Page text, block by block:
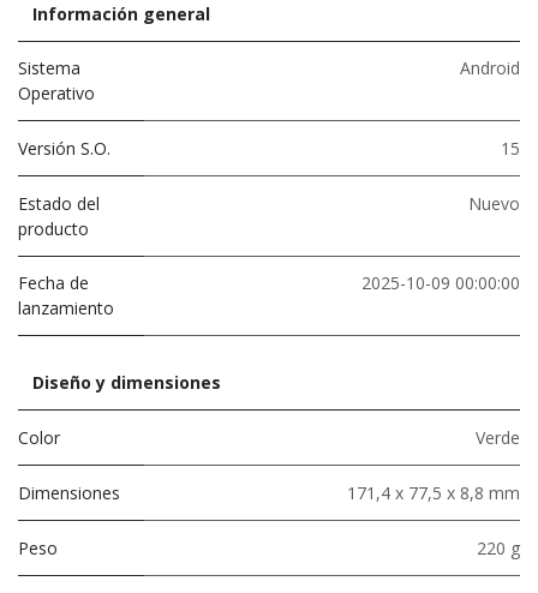
Información general
Sistema
Operativo
Android
Versión S.O. 15
Estado del
producto
Nuevo
Fecha de
lanzamiento
2025-10-09 00:00:00
Diseño y dimensiones
Color Verde
Dimensiones 171,4 x 77,5 x 8,8 mm
Peso 220 g